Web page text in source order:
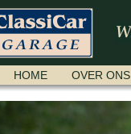
NAVIGATIE
OVERSLAAN
HOME OVER ONS